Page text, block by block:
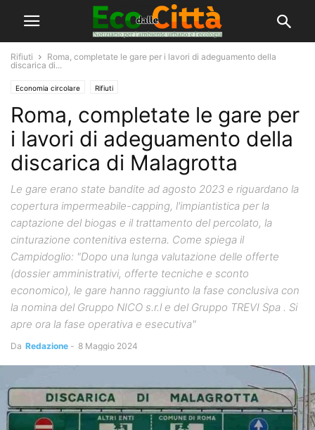
Rifiuti
Roma, completate le gare per i lavori di adeguamento della
discarica di...
Economia circolare Rifiuti
Roma, completate le gare per
i lavori di adeguamento della
discarica di Malagrotta
Le gare erano state bandite ad agosto 2023 e riguardano la
copertura impermeabile-capping, l'impiantistica per la
captazione del biogas e il trattamento del percolato, la
cinturazione contenitiva esterna. Come spiega il
Campidoglio: "Dopo una lunga valutazione delle offerte
(dossier amministrativi, offerte tecniche e sconto
economico), le gare hanno raggiunto la fase conclusiva con
la nomina del Gruppo NICO s.r.l e del Gruppo TREVI Spa . Si
apre ora la fase operativa e esecutiva"
Da Redazione - 8 Maggio 2024